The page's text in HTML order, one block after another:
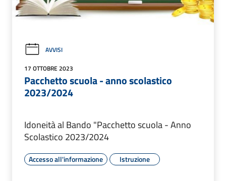
AVVISI
17 OTTOBRE 2023
Pacchetto scuola - anno scolastico
2023/2024
Idoneità al Bando "Pacchetto scuola - Anno
Scolastico 2023/2024
Accesso all'informazione Istruzione